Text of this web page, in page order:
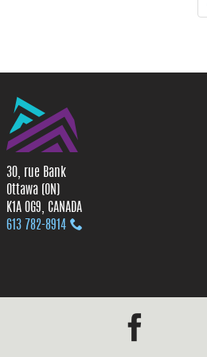
30, rue Bank
Ottawa (ON)
K1A 0G9, CANADA
613 782‑8914